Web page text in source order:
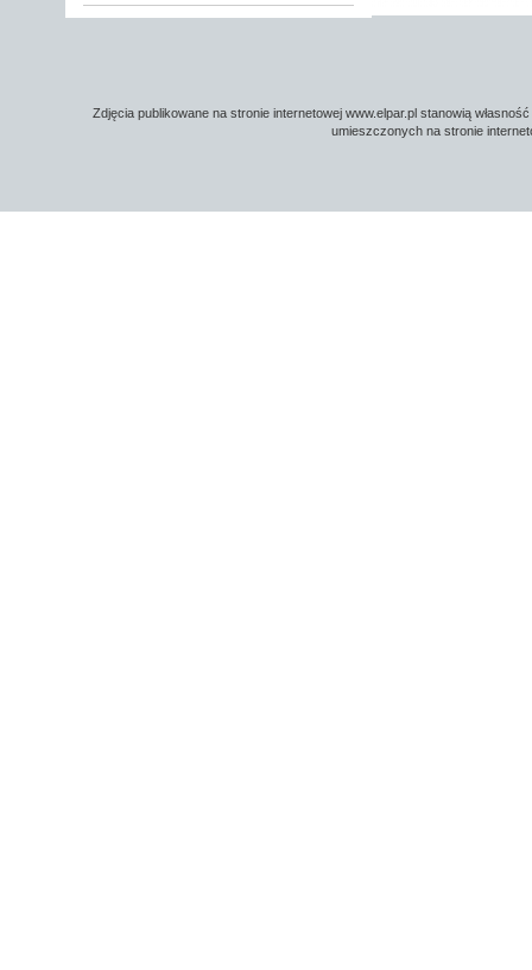
Zdjęcia publikowane na stronie internetowej www.elpar.pl stanowią
umieszczonych na stronie